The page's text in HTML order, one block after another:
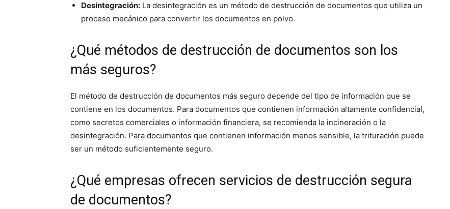
Desintegración: La desintegración es un método de destrucción de documentos que utiliza un
proceso mecánico para convertir los documentos en polvo.
¿Qué métodos de destrucción de documentos son los
más seguros?
El método de destrucción de documentos más seguro depende del tipo de información que se
contiene en los documentos. Para documentos que contienen información altamente confidencial,
como secretos comerciales o información financiera, se recomienda la incineración o la
desintegración. Para documentos que contienen información menos sensible, la trituración puede
ser un método suficientemente seguro.
¿Qué empresas ofrecen servicios de destrucción segura
de documentos?